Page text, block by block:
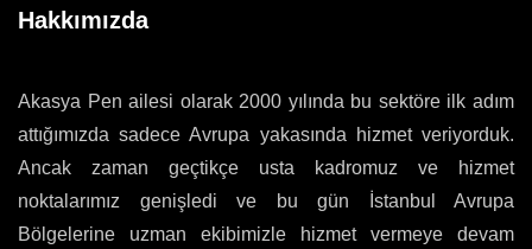
Hakkımızda
Akasya Pen ailesi olarak 2000 yılında bu sektöre ilk adım
attığımızda sadece Avrupa yakasında hizmet veriyorduk.
Ancak zaman geçtikçe usta kadromuz ve hizmet
noktalarımız genişledi ve bu gün İstanbul Avrupa
Bölgelerine uzman ekibimizle hizmet vermeye devam